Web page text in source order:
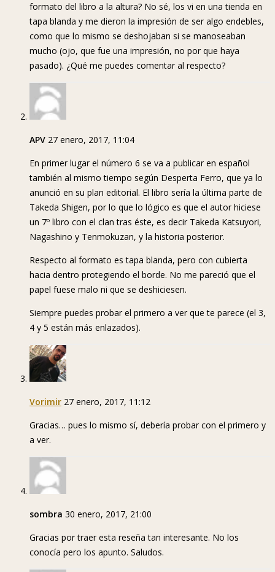
formato del libro a la altura? No sé, los vi en una tienda en
tapa blanda y me dieron la impresión de ser algo endebles,
como que lo mismo se deshojaban si se manoseaban
mucho (ojo, que fue una impresión, no por que haya
pasado). ¿Qué me puedes comentar al respecto?
APV 27 enero, 2017, 11:04
En primer lugar el número 6 se va a publicar en español
también al mismo tiempo según Desperta Ferro, que ya lo
anunció en su plan editorial. El libro sería la última parte de
Takeda Shigen, por lo que lo lógico es que el autor hiciese
un 7º libro con el clan tras éste, es decir Takeda Katsuyori,
Nagashino y Tenmokuzan, y la historia posterior.
Respecto al formato es tapa blanda, pero con cubierta
hacia dentro protegiendo el borde. No me pareció que el
papel fuese malo ni que se deshiciesen.
Siempre puedes probar el primero a ver que te parece (el 3,
4 y 5 están más enlazados).
Vorimir 27 enero, 2017, 11:12
Gracias… pues lo mismo sí, debería probar con el primero y
a ver.
sombra 30 enero, 2017, 21:00
Gracias por traer esta reseña tan interesante. No los
conocía pero los apunto. Saludos.